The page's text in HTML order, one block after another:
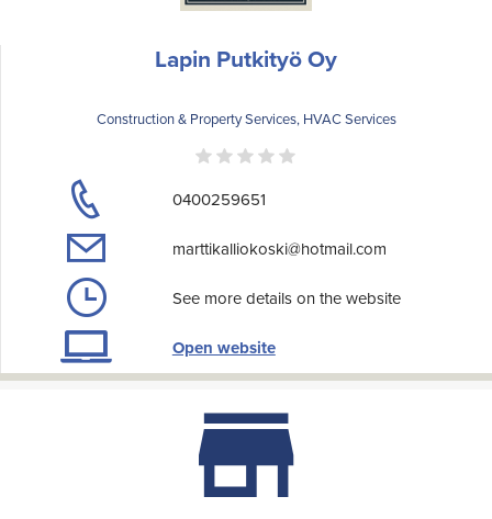
Lapin Putkityö Oy
Construction & Property Services, HVAC Services
0400259651
marttikalliokoski@hotmail.com
See more details on the website
Open website